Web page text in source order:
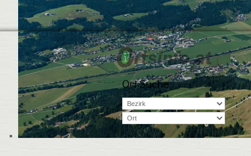
Ort Suche